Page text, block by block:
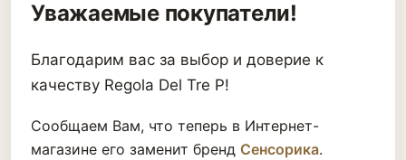
Уважаемые покупатели!
Благодарим вас за выбор и доверие к
качеству Regola Del Tre P!
Сообщаем Вам, что теперь в Интернет-
магазине его заменит бренд Сенсорика.